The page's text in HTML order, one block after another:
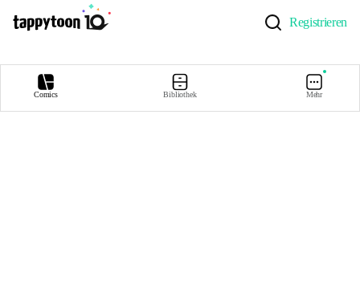
Registrieren
Comics Bibliothek Mehr